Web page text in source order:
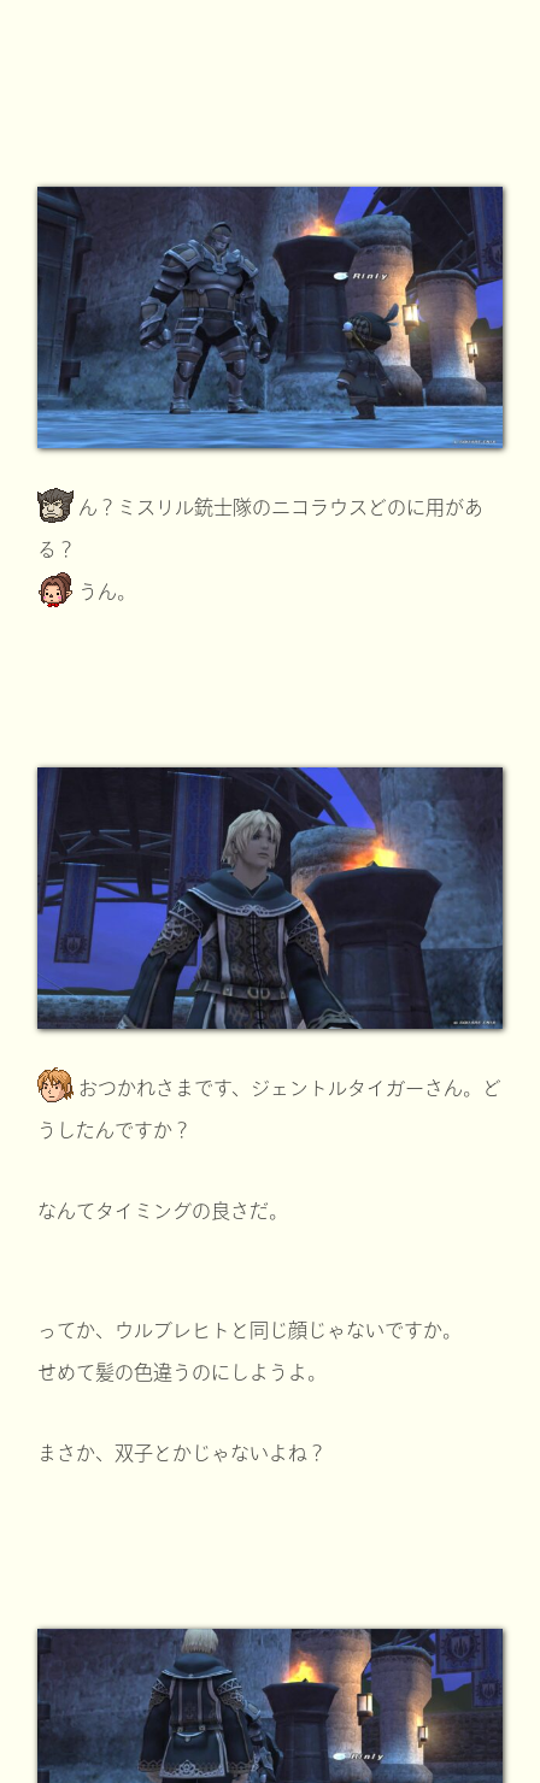
ん？ミスリル銃士隊のニコラウスどのに用があ
る？
うん。
おつかれさまです、ジェントルタイガーさん。ど
うしたんですか？
なんてタイミングの良さだ。
ってか、ウルブレヒトと同じ顔じゃないですか。
せめて髪の色違うのにしようよ。
まさか、双子とかじゃないよね？